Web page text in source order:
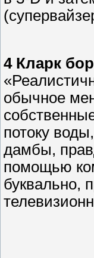
4 Кларк
обычное
потоку
дамбы,
помощью
буквально,